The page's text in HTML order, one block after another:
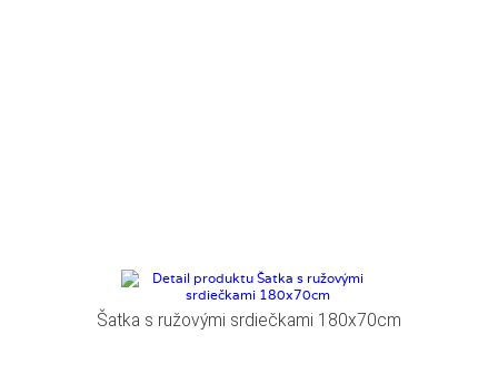
Šatka s ružovými srdiečkami 180x70cm